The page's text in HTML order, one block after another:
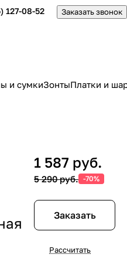
127-08-52 Заказать звонок
и сумкиЗонтыПлатки и
1 587 руб.
5 290 руб. -70%
Заказать
Рассчитать